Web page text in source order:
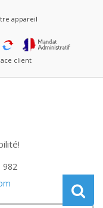
appareil
client
982